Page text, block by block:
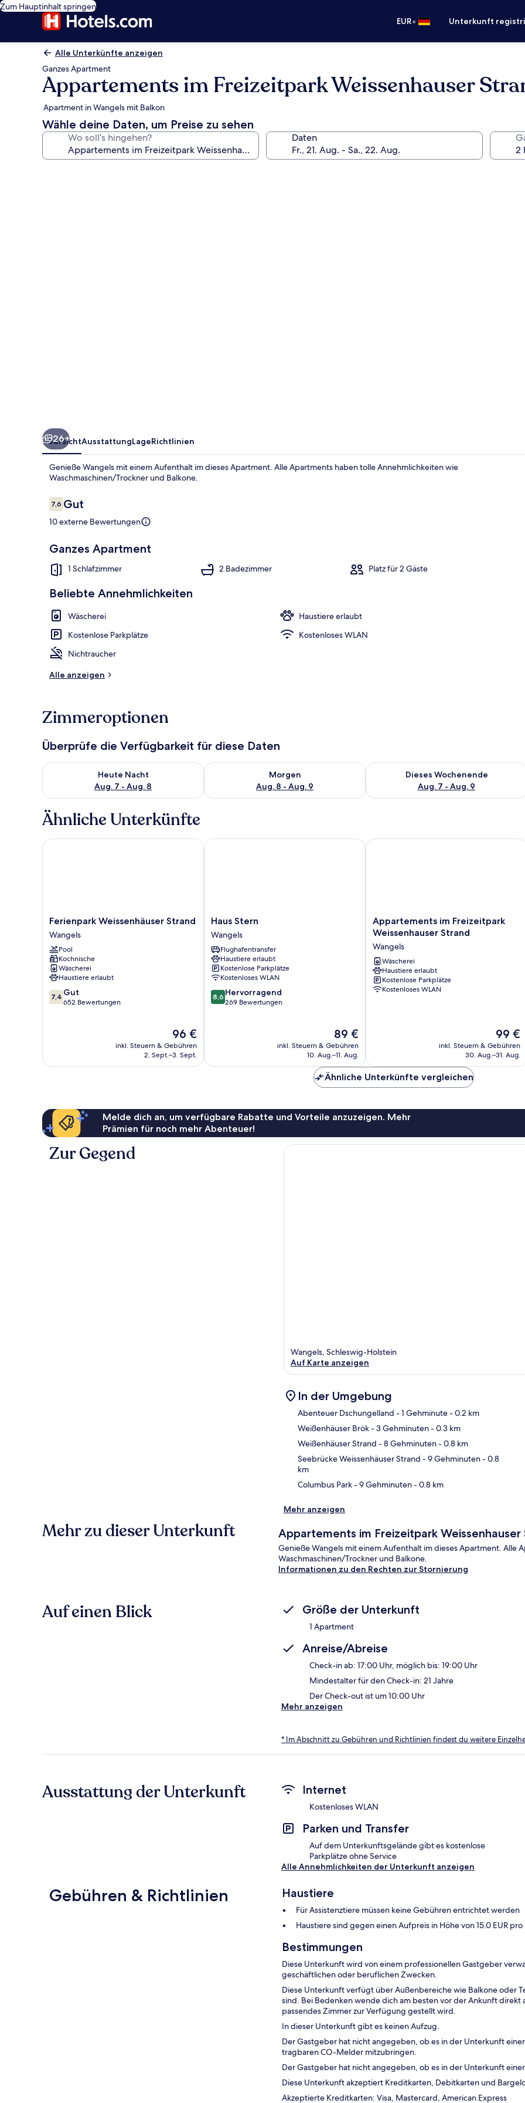
Zum Hauptinhalt springen
EUR• Unterkunft
Alle Unterkünfte anzeigen
Ganzes Apartment
Appartements im Freizeitpark Weissenhauser
Apartment in Wangels mit Balkon
Wähle deine Daten, um Preise zu sehen
Wo soll’s hingehen? Daten
Apartment | Speisen
26+
ÜbersichtAusstattungLageRichtlinien
Genieße Wangels mit einem Aufenthalt im dieses Apartment. Alle Apartments haben tolle Annehmlichkeiten wie
Waschmaschinen/Trockner und Balkone.
Bewertungen
7,67,6 von 10.
Gut
10 externe Bewertungen
Ganzes Apartment
1 Schlafzimmer 2 Badezimmer Platz für 2 Gäste
Beliebte Annehmlichkeiten
Wäscherei
Haustiere erlaubt
Kostenlose Parkplätze
Kostenloses WLAN
Nichtraucher
Alle anzeigen
Zimmeroptionen
Überprüfe die Verfügbarkeit für diese Daten
Heute Nacht
Aug. 7 - Aug. 8
Überprüfe die Verfügbarkeit für heute Nacht, Aug. 7 - Aug. 8.
Morgen
Aug. 8 - Aug. 9
Überprüfe die Verfügbarkeit für morgen, Aug. 8 - Aug. 9.
Dieses Wochenende
Aug. 7 - Aug. 9
Überprüfe die Verfügbarkeit für
Ähnliche Unterkünfte
Ferienpark
Weissenhäuser
Strand
Wangels
Ferienpark Weissenhäuser Strand
Wangels
Pool
Kochnische
Wäscherei
Haustiere erlaubt
7.4
von
7,4 Gut
652 Bewertungen
Der
Preis
beträgt
96 €
inkl. Steuern & Gebühren
2. Sept.–3. Sept.
Ferienpark Weissenhäuser Strand
Haus
Stern
Wangels
Haus Stern
Wangels
Flughafentransfer
Haustiere erlaubt
Kostenlose Parkplätze
Kostenloses WLAN
8.6
von
8,6 Hervorragend
269 Bewertungen
Der
Preis
beträgt
89 €
inkl. Steuern & Gebühren
10. Aug.–11. Aug.
Haus Stern
Appartements
im
Weissenhauser
Strand
Wangels
Appartements im Freizeitpark
Weissenhauser Strand
Wangels
Wäscherei
Haustiere erlaubt
Kostenlose Parkplätze
Kostenloses WLAN
Der
Preis
beträgt
99 €
inkl. Steuern & Gebühren
30. Aug.–31. Aug.
Appartements im Freizeitpark
Ähnliche Unterkünfte vergleichen
Melde dich an, um verfügbare Rabatte und Vorteile anzuzeigen. Mehr
Prämien für noch mehr Abenteuer!
Zur Gegend
Wangels, Schleswig-Holstein
Auf Karte anzeigen
In der Umgebung
Abenteuer Dschungelland - 1 Gehminute- 0.2 km
Weißenhäuser Brök- 3 Gehminuten- 0.3 km
Weißenhäuser Strand - 8 Gehminuten- 0.8 km
Seebrücke Weissenhäuser Strand - 9 Gehminuten- 0.8
km
Columbus Park- 9 Gehminuten- 0.8 km
Mehr anzeigen
Mehr zu dieser Unterkunft Appartements im Freizeitpark Weissenhauser
Genieße Wangels mit einem Aufenthalt im dieses Apartment. Alle
Waschmaschinen/Trockner und Balkone.
Informationen zu den Rechten zur Stornierung
Auf einen Blick Größe der Unterkunft
1 Apartment
Anreise/Abreise
Check-in ab: 17:00 Uhr, möglich bis: 19:00 Uhr
Mindestalter für den Check-in: 21 Jahre
Der Check-out ist um 10:00 Uhr
Mehr anzeigen
* Im Abschnitt zu Gebühren und Richtlinien findest du weitere
Ausstattung der Unterkunft Internet
Kostenloses WLAN
Parken und Transfer
Auf dem Unterkunftsgelände gibt es kostenlose
Parkplätze ohne Service
Alle Annehmlichkeiten der Unterkunft anzeigen
Gebühren & Richtlinien Haustiere
Für Assistenztiere müssen keine Gebühren entrichtet werden
Haustiere sind gegen einen Aufpreis in Höhe von 15.0 EUR
Bestimmungen
Diese Unterkunft wird von einem professionellen Gastgeber
geschäftlichen oder beruflichen Zwecken.
Diese Unterkunft verfügt über Außenbereiche wie Balkone oder
sind. Bei Bedenken wende dich am besten vor der Ankunft direkt
passendes Zimmer zur Verfügung gestellt wird.
In dieser Unterkunft gibt es keinen Aufzug.
Der Gastgeber hat nicht angegeben, ob es in der Unterkunft
tragbaren CO-Melder mitzubringen.
Der Gastgeber hat nicht angegeben, ob es in der Unterkunft
Diese Unterkunft akzeptiert Kreditkarten, Debitkarten und
Akzeptierte Kreditkarten: Visa, Mastercard, American Express